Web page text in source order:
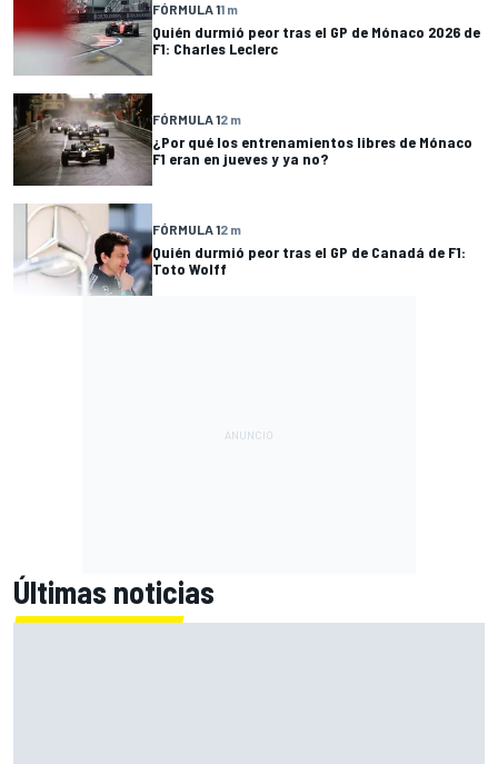
FÓRMULA 11 m
Quién durmió peor tras el GP de Mónaco 2026 de
F1: Charles Leclerc
FÓRMULA 12 m
¿Por qué los entrenamientos libres de Mónaco
F1 eran en jueves y ya no?
FÓRMULA 12 m
Quién durmió peor tras el GP de Canadá de F1:
Toto Wolff
Últimas noticias